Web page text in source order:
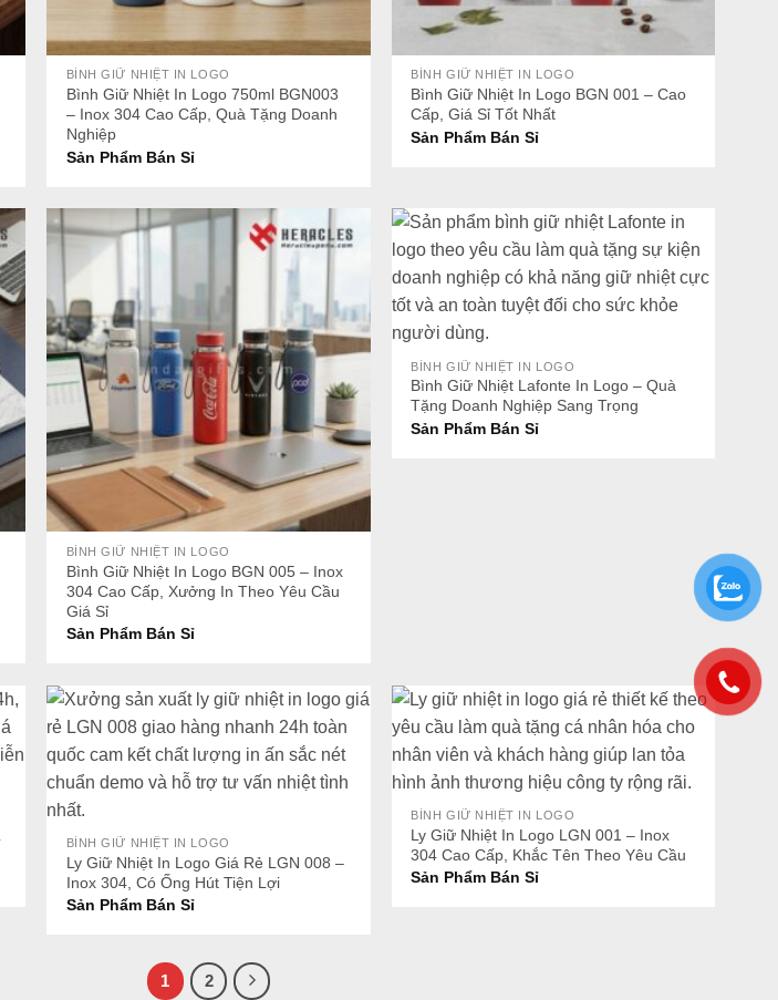
BÌNH GIỮ NHIỆT IN LOGO
Bình Giữ Nhiệt In Logo 750ml BGN003
– Inox 304 Cao Cấp, Quà Tặng Doanh
Nghiệp
Sản Phẩm Bán Sỉ
+
BÌNH GIỮ NHIỆT IN LOGO
Bình Giữ Nhiệt In Logo BGN 001 – Cao
Cấp, Giá Sỉ Tốt Nhất
Sản Phẩm Bán Sỉ
+
BÌNH GIỮ NHIỆT IN LOGO
Bình Giữ Nhiệt In Logo BGN 005 – Inox
304 Cao Cấp, Xưởng In Theo Yêu Cầu
Giá Sỉ
Sản Phẩm Bán Sỉ
BÌNH GIỮ NHIỆT IN LOGO
Bình Giữ Nhiệt Lafonte In Logo – Quà
Tặng Doanh Nghiệp Sang Trọng
Sản Phẩm Bán Sỉ
+
BÌNH GIỮ NHIỆT IN LOGO
Ly Giữ Nhiệt In Logo Giá Rẻ LGN 008 –
Inox 304, Có Ống Hút Tiện Lợi
Sản Phẩm Bán Sỉ
+
BÌNH GIỮ NHIỆT IN LOGO
Ly Giữ Nhiệt In Logo LGN 001 – Inox
304 Cao Cấp, Khắc Tên Theo Yêu Cầu
Sản Phẩm Bán Sỉ
1 2